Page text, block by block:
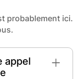
probablement ici.
appel